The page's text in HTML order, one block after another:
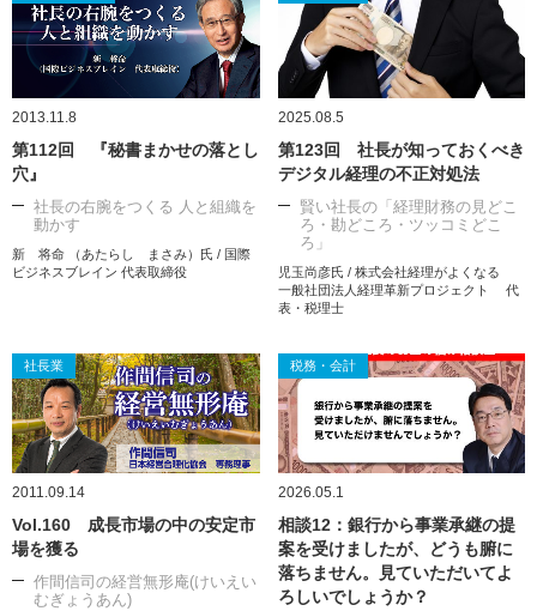
2013.11.8
第112回 『秘書まかせの落とし
穴』
社長の右腕をつくる 人と組織を
動かす
新 将命 （あたらし まさみ）氏 / 国際
ビジネスブレイン 代表取締役
2025.08.5
第123回 社長が知っておくべき
デジタル経理の不正対処法
賢い社長の「経理財務の見どこ
ろ・勘どころ・ツッコミどこ
ろ」
児玉尚彦氏 / 株式会社経理がよくなる
一般社団法人経理革新プロジェクト 代
表・税理士
社長業
2011.09.14
Vol.160 成長市場の中の安定市
場を獲る
作間信司の経営無形庵(けいえい
むぎょうあん)
税務・会計
2026.05.1
相談12：銀行から事業承継の提
案を受けましたが、どうも腑に
落ちません。見ていただいてよ
ろしいでしょうか？